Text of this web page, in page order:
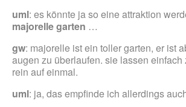
uml: es könnte ja so eine attraktion
majorelle garten …
gw: majorelle ist ein toller garten, er ist
augen zu überlaufen. sie lassen einfach
rein auf einmal.
uml: ja, das empfinde ich allerdings